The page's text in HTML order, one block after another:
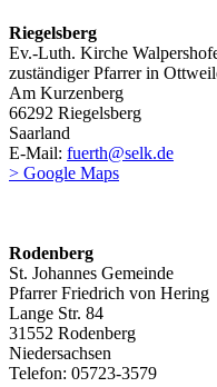
Riegelsberg
Ev.-Luth. Kirche
zuständiger Pfarrer in
Am Kurzenberg
66292 Riegelsberg
Saarland
E-Mail: fuerth@selk.de
> Google Maps
Rodenberg
St. Johannes Gemeinde
Pfarrer Friedrich von Hering
Lange Str. 84
31552 Rodenberg
Niedersachsen
Telefon: 05723-3579